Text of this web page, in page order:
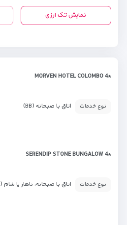
نمایش تک ارزی
*MORVEN HOTEL COLOMBO 4
نوع خدمات اتاق با صبحانه (BB)
*SERENDIP STONE BUNGALOW 4
نوع خدمات اتاق با صبحانه، ناهار یا شام (HB)